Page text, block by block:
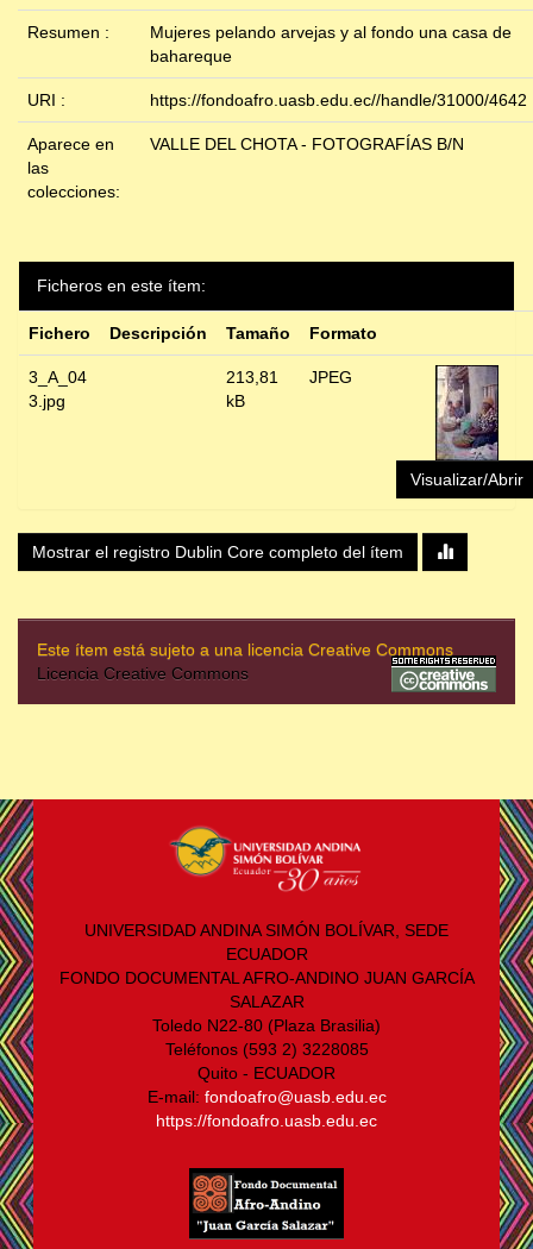
Resumen :
Mujeres pelando arvejas y al fondo una casa de
bahareque
URI : https://fondoafro.uasb.edu.ec//handle/31000/4642
Aparece en
las
colecciones:
VALLE DEL CHOTA - FOTOGRAFÍAS B/N
Ficheros en este ítem:
Fichero Descripción Tamaño Formato
3_A_04
3.jpg
213,81
kB
JPEG
Visualizar/Abrir
Mostrar el registro Dublin Core completo del ítem
Este ítem está sujeto a una licencia Creative Commons
Licencia Creative Commons
UNIVERSIDAD ANDINA SIMÓN BOLÍVAR, SEDE
ECUADOR
FONDO DOCUMENTAL AFRO-ANDINO JUAN GARCÍA
SALAZAR
Toledo N22-80 (Plaza Brasilia)
Teléfonos (593 2) 3228085
Quito - ECUADOR
E-mail: fondoafro@uasb.edu.ec
https://fondoafro.uasb.edu.ec